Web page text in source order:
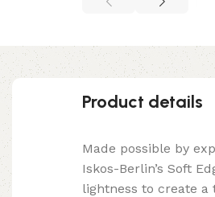
Product details
Made possible by
Iskos-Berlin’s Soft
lightness to create